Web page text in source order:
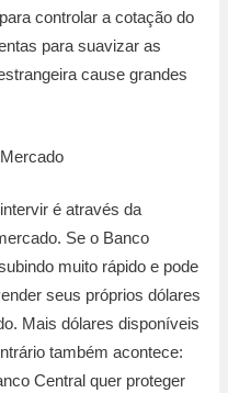
controlar a cotação do
para suavizar as
cause grandes
é através da
Se o Banco
muito rápido e pode
seus próprios dólares
Mais dólares disponíveis
também acontece:
Central quer proteger